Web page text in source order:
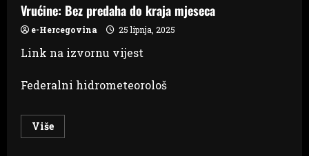
Vrućine: Bez predaha do kraja mjeseca
e-Hercegovina 25 lipnja, 2025
Link na izvornu vijest
Federalni hidrometeorološ
VišeRead
more